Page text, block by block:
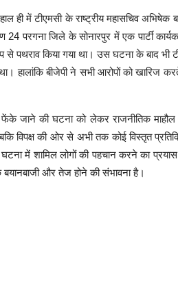
ही में टीएमसी के राष्ट्रीय महासचिव अभिषेक
परगना जिले के सोनारपुर में एक पार्टी
पथराव किया गया था। उस घटना के बाद भी
हालांकि बीजेपी ने सभी आरोपों को खारिज
जाने की घटना को लेकर राजनीतिक माहौल
विपक्ष की ओर से अभी तक कोई विस्तृत
में शामिल लोगों की पहचान करने का
और तेज होने की संभावना है।